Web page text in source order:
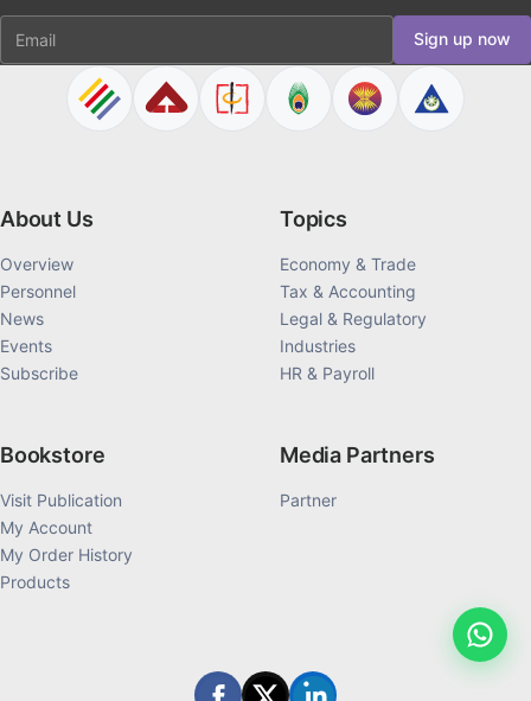
Email Sign up now
About Us
Overview
Personnel
News
Events
Subscribe
Topics
Economy & Trade
Tax & Accounting
Legal & Regulatory
Industries
HR & Payroll
Bookstore
Visit Publication
My Account
My Order History
Products
Media Partners
Partner